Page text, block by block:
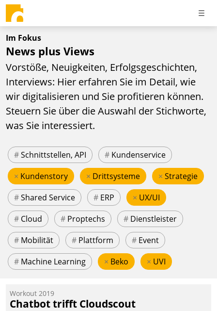
Im Fokus
News plus Views
Vorstöße, Neuigkeiten, Erfolgsgeschichten,
Interviews: Hier erfahren Sie im Detail, wie
wir digitalisieren und Sie profitieren können.
Steuern Sie über die Auswahl der Stichworte,
was Sie interessiert.
#Schnittstellen, API # Kundenservice
× Kundenstory × Drittsysteme × Strategie
#Shared Service # ERP × UX/UI
# Cloud # Proptechs # Dienstleister
# Mobilität # Plattform # Event
# Machine Learning × Beko × UVI
Workout 2019
Chatbot trifft Cloudscout